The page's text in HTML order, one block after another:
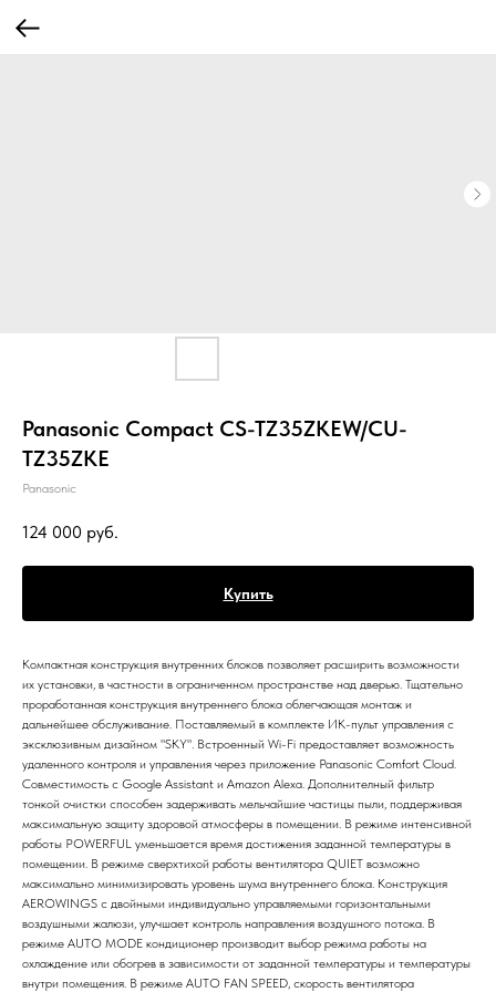
Panasonic Compact CS-TZ35ZKEW/CU-
TZ35ZKE
Panasonic
124 000 руб.
Купить
Компактная конструкция внутренних блоков позволяет расширить возможности
их установки, в частности в ограниченном пространстве над дверью. Тщательно
проработанная конструкция внутреннего блока облегчающая монтаж и
дальнейшее обслуживание. Поставляемый в комплекте ИК-пульт управления с
эксклюзивным дизайном "SKY". Встроенный Wi-Fi предоставляет возможность
удаленного контроля и управления через приложение Panasonic Comfort Cloud.
Совместимость с Google Assistant и Amazon Alexa. Дополнителный фильтр
тонкой очистки способен задерживать мельчайшие частицы пыли, поддерживая
максимальную защиту здоровой атмосферы в помещении. В режиме интенсивной
работы POWERFUL уменьшается время достижения заданной температуры в
помещении. В режиме сверхтихой работы вентилятора QUIET возможно
максимально минимизировать уровень шума внутреннего блока. Конструкция
AEROWINGS с двойными индивидуально управляемыми горизонтальными
воздушными жалюзи, улучшает контроль направления воздушного потока. В
режиме AUTO MODE кондиционер производит выбор режима работы на
охлаждение или обогрев в зависимости от заданной температуры и температуры
внутри помещения. В режиме AUTO FAN SPEED, скорость вентилятора